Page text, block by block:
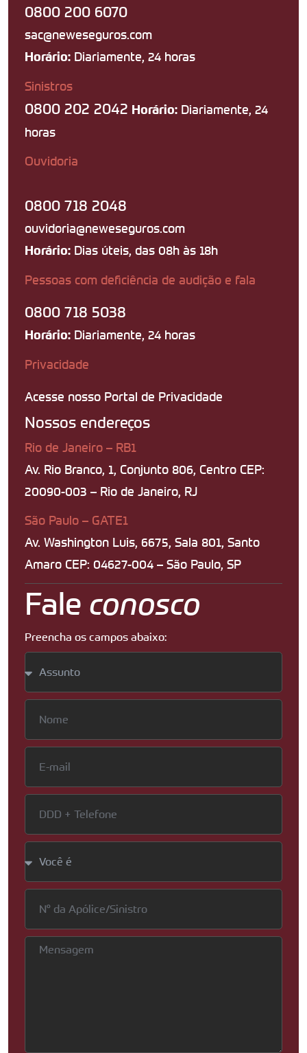
0800 200 6070
sac@neweseguros.com
Horário: Diariamente, 24 horas
Sinistros
0800 202 2042 Horário: Diariamente, 24
horas
Ouvidoria
0800 718 2048
ouvidoria@neweseguros.com
Horário: Dias úteis, das 08h às 18h
Pessoas com deficiência de audição e fala
0800 718 5038
Horário: Diariamente, 24 horas
Privacidade
Acesse nosso Portal de Privacidade
Nossos endereços
Rio de Janeiro – RB1
Av. Rio Branco, 1, Conjunto 806, Centro CEP:
20090-003 – Rio de Janeiro, RJ
São Paulo – GATE1
Av. Washington Luis, 6675, Sala 801, Santo
Amaro CEP: 04627-004 – São Paulo, SP
Fale conosco
Preencha os campos abaixo: